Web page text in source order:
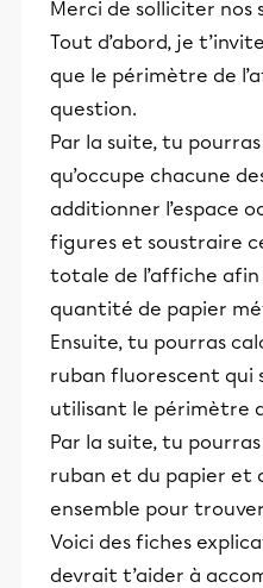
Merci de solliciter nos
Tout d’abord, je
que le périmètre de
question.
Par la suite, tu
qu’occupe chacune
additionner l’espace
figures et soustraire
totale de l’affiche
quantité de papier
Ensuite, tu pourras
ruban fluorescent qui
utilisant le périmètre
Par la suite, tu
ruban et du papier et
ensemble pour
Voici des fiches
devrait t’aider à